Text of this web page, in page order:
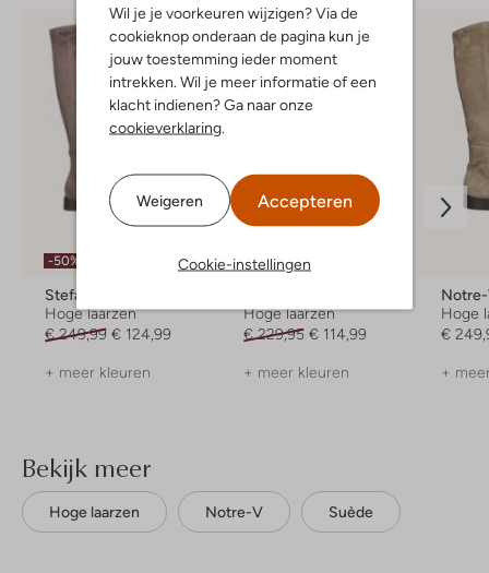
Wil je je voorkeuren wijzigen? Via de
cookieknop onderaan de pagina kun je
jouw toestemming ieder moment
intrekken. Wil je meer informatie of een
klacht indienen? Ga naar onze
cookieverklaring.
Weigeren Accepteren
Cookie-instellingen
-50%
Stefano Lauran
Hoge laarzen
€ 249,99 € 124,99
+ meer kleuren
-50%
Hoge laarzen
€ 229,95 € 114,99
+ meer kleuren
Hoge
€
+
Bekijk meer
Hoge laarzen Notre-V Suède